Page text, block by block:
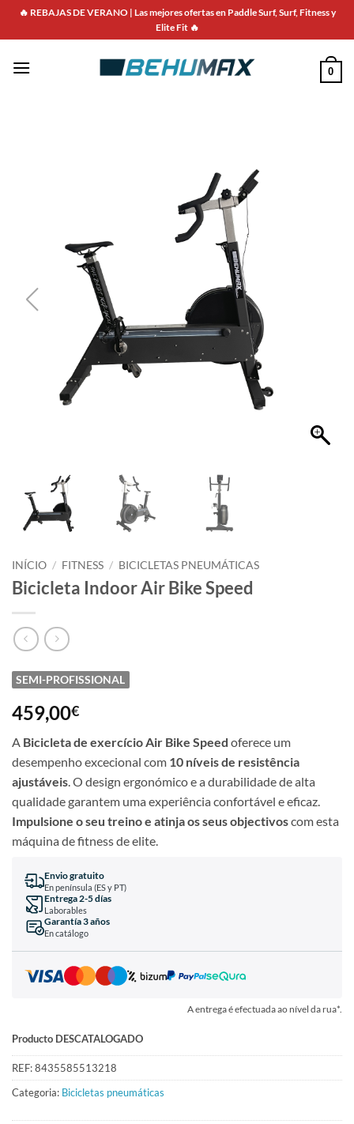
🔥 REBAJAS DE VERANO | Las mejores ofertas en Paddle Surf, Surf, Fitness y
Elite Fit 🔥
0
INÍCIO / FITNESS / BICICLETAS PNEUMÁTICAS
Bicicleta Indoor Air Bike Speed
SEMI-PROFISSIONAL
459,00€
A Bicicleta de exercício Air Bike Speed oferece um
desempenho excecional com 10 níveis de resistência
ajustáveis. O design ergonómico e a durabilidade de alta
qualidade garantem uma experiência confortável e eficaz.
Impulsione o seu treino e atinja os seus objectivoscom esta
máquina de fitness de elite.
Envio gratuito
En península (ES y PT)
Entrega 2-5 días
Laborables
Garantía 3 años
En catálogo
A entrega é efectuada ao nível da rua*.
Producto DESCATALOGADO
REF:8435585513218
Categoria: Bicicletas pneumáticas